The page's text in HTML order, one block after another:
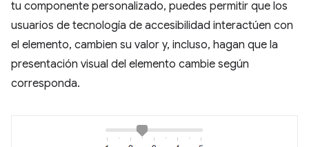
tu componente personalizado, puedes permitir que los
usuarios de tecnología de accesibilidad interactúen con
el elemento, cambien su valor y, incluso, hagan que la
presentación visual del elemento cambie según
corresponda.